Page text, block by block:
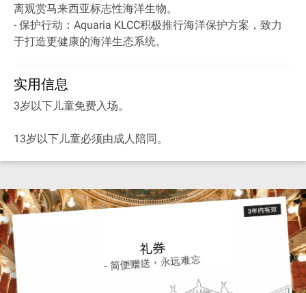
离观赏马来西亚标志性海洋生物。
- 保护行动：Aquaria KLCC积极推行海洋保护方案，致力
于打造更健康的海洋生态系统。
实用信息
3岁以下儿童免费入场。
13岁以下儿童必须由成人陪同。